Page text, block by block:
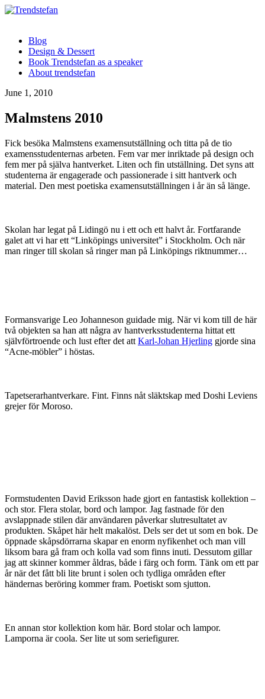
Blog
Design & Dessert
Book Trendstefan as a speaker
About trendstefan
June 1, 2010
Malmstens 2010
Fick besöka Malmstens examensutställning och titta på de tio
examensstudenternas arbeten. Fem var mer inriktade på design och
fem mer på själva hantverket. Liten och fin utställning. Det syns att
studenterna är engagerade och passionerade i sitt hantverk och
material. Den mest poetiska examensutställningen i år än så länge.
Skolan har legat på Lidingö nu i ett och ett halvt år. Fortfarande
galet att vi har ett “Linköpings universitet” i Stockholm. Och när
man ringer till skolan så ringer man på Linköpings riktnummer…
Formansvarige Leo Johanneson guidade mig. När vi kom till de här
två objekten sa han att några av hantverksstudenterna hittat ett
självförtroende och lust efter det att Karl-Johan Hjerling gjorde sina
“Acne-möbler” i höstas.
Tapetserarhantverkare. Fint. Finns nåt släktskap med Doshi Leviens
grejer för Moroso.
Formstudenten David Eriksson hade gjort en fantastisk kollektion –
och stor. Flera stolar, bord och lampor. Jag fastnade för den
avslappnade stilen där användaren påverkar slutresultatet av
produkten. Skåpet här helt makalöst. Dels ser det ut som en bok. De
öppnade skåpsdörrarna skapar en enorm nyfikenhet och man vill
liksom bara gå fram och kolla vad som finns inuti. Dessutom gillar
jag att skinner kommer åldras, både i färg och form. Tänk om ett par
år när det fått bli lite brunt i solen och tydliga områden efter
händernas beröring kommer fram. Poetiskt som sjutton.
En annan stor kollektion kom här. Bord stolar och lampor.
Lamporna är coola. Ser lite ut som seriefigurer.